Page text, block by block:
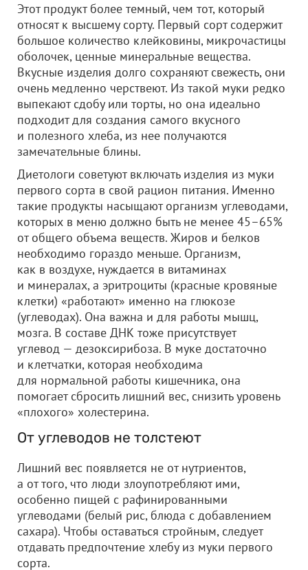
Этот продукт более темный, чем тот, который
относят к высшему сорту. Первый сорт содержит
большое количество клейковины, микрочастицы
оболочек, ценные минеральные вещества.
Вкусные изделия долго сохраняют свежесть, они
очень медленно черствеют. Из такой муки редко
выпекают сдобу или торты, но она идеально
подходит для создания самого вкусного
и полезного хлеба, из нее получаются
замечательные блины.
Диетологи советуют включать изделия из муки
первого сорта в свой рацион питания. Именно
такие продукты насыщают организм углеводами,
которых в меню должно быть не менее 45–65%
от общего объема веществ. Жиров и белков
необходимо гораздо меньше. Организм,
как в воздухе, нуждается в витаминах
и минералах, а эритроциты (красные кровяные
клетки) «работают» именно на глюкозе
(углеводах). Она важна и для работы мышц,
мозга. В составе ДНК тоже присутствует
углевод — дезоксирибоза. В муке достаточно
и клетчатки, которая необходима
для нормальной работы кишечника, она
помогает сбросить лишний вес, снизить уровень
«плохого» холестерина.
От углеводов не толстеют
Лишний вес появляется не от нутриентов,
а от того, что люди злоупотребляют ими,
особенно пищей с рафинированными
углеводами (белый рис, блюда с добавлением
сахара). Чтобы оставаться стройным, следует
отдавать предпочтение хлебу из муки первого
сорта.